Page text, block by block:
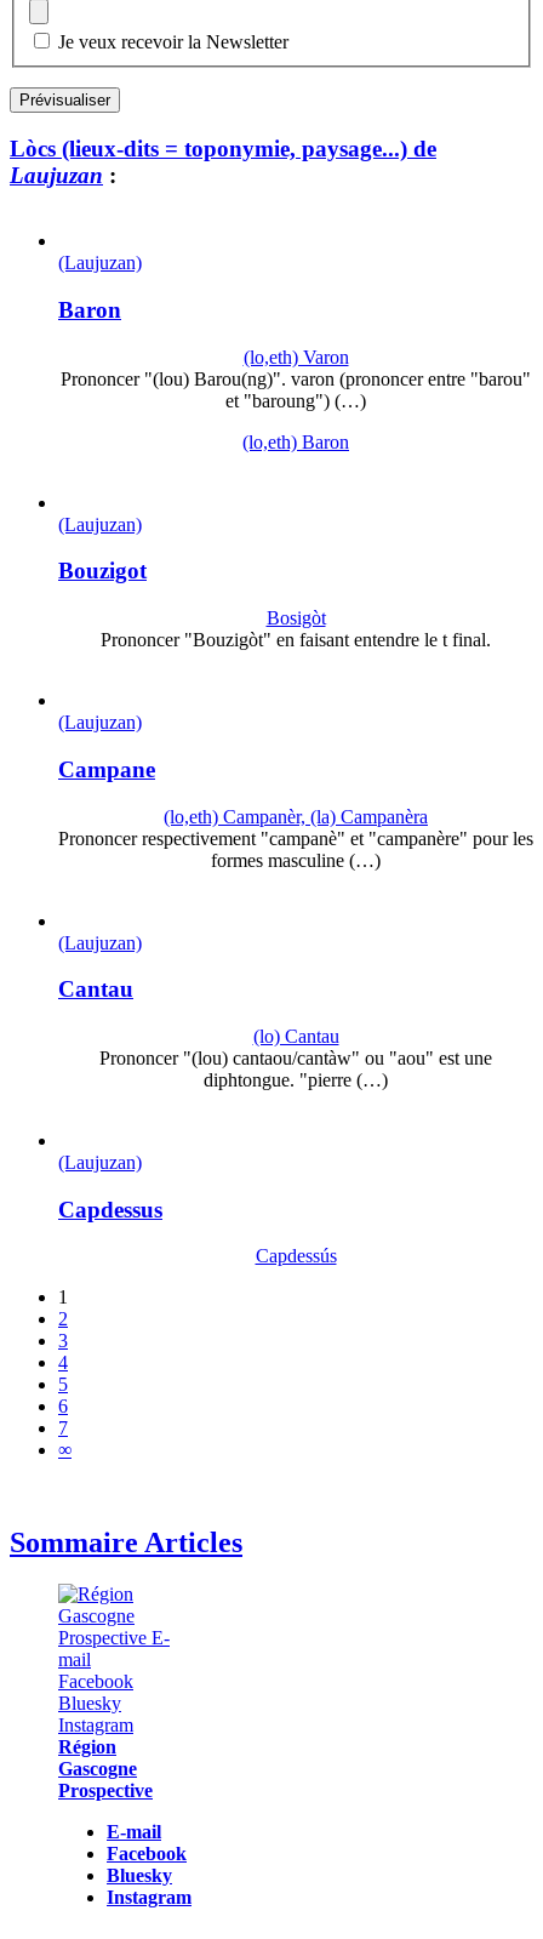
Je veux recevoir la Newsletter
Lòcs (lieux-dits = toponymie, paysage...) de
Laujuzan :
(Laujuzan)
Baron
(lo,eth) Varon
Prononcer "(lou) Barou(ng)". varon (prononcer entre "barou"
et "baroung") (…)
(lo,eth) Baron
(Laujuzan)
Bouzigot
Bosigòt
Prononcer "Bouzigòt" en faisant entendre le t final.
(Laujuzan)
Campane
(lo,eth) Campanèr, (la) Campanèra
Prononcer respectivement "campanè" et "campanère" pour les
formes masculine (…)
(Laujuzan)
Cantau
(lo) Cantau
Prononcer "(lou) cantaou/cantàw" ou "aou" est une
diphtongue. "pierre (…)
(Laujuzan)
Capdessus
Capdessús
1
2
3
4
5
6
7
∞
Sommaire Articles
Région
Gascogne
Prospective
E-mail
Facebook
Bluesky
Instagram